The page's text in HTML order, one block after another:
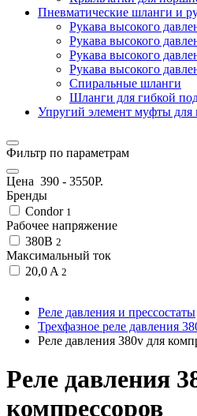
Пневматические шланги и
Рукава высокого
Рукава высокого
Рукава высокого
Рукава высокого
Спиральные шланги
Шланги для гибкой
Упругий элемент муфты для
Фильтр по параметрам
Цена 390 - 3550Р.
Бренды
Condor 1
Рабочее напряжение
380В 2
Максимальный ток
20,0 A 2
Реле давления и прессостаты
Трехфазное реле давления
Реле давления 380v для
Реле давления
компрессоров